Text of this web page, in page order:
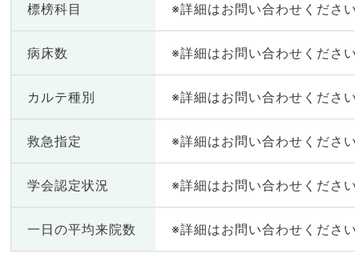
標榜科目 ※詳細はお問い合わせください
病床数 ※詳細はお問い合わせください
カルテ種別 ※詳細はお問い合わせください
救急指定 ※詳細はお問い合わせください
学会認定状況 ※詳細はお問い合わせください
一日の平均来院数 ※詳細はお問い合わせください